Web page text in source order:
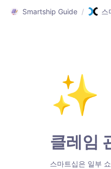
Smartship Guide / 스
✨
클레임
스마트십은 일부